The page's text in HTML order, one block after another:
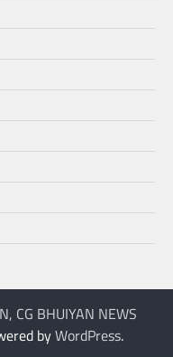
CG BHUIYAN NEWS
byWordPress.